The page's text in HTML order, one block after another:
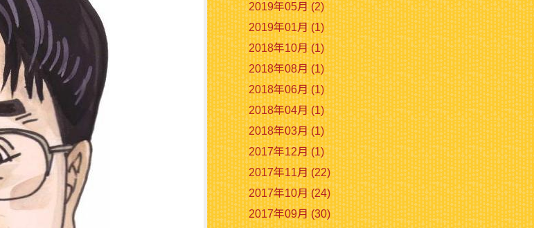
2019年05月 (2)
2019年01月 (1)
2018年10月 (1)
2018年08月 (1)
2018年06月 (1)
2018年04月 (1)
2018年03月 (1)
2017年12月 (1)
2017年11月 (22)
2017年10月 (24)
2017年09月 (30)